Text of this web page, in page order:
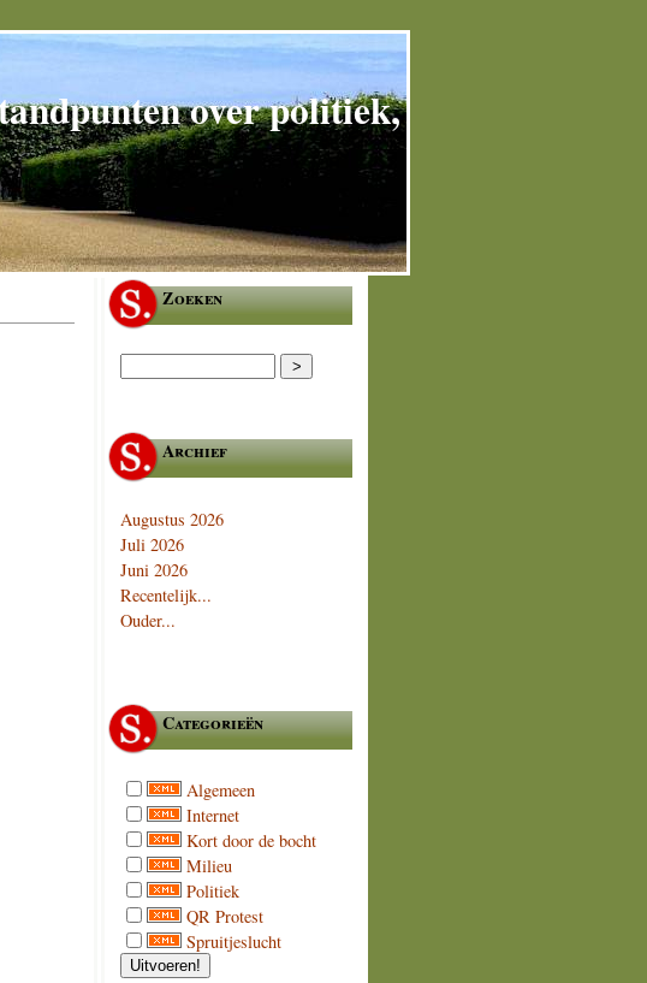
over politiek,
Zoeken
Archief
Augustus 2026
Juli 2026
Juni 2026
Recentelijk...
Ouder...
Categorieën
Algemeen
Internet
Kort door de bocht
Milieu
Politiek
QR Protest
Spruitjeslucht